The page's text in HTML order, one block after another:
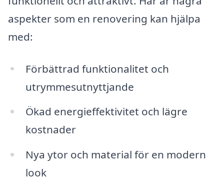
aspekter som en renovering kan hjälpa
med:
Förbättrad funktionalitet och
utrymmesutnyttjande
Ökad energieffektivitet och lägre
kostnader
Nya ytor och material för en modern
look